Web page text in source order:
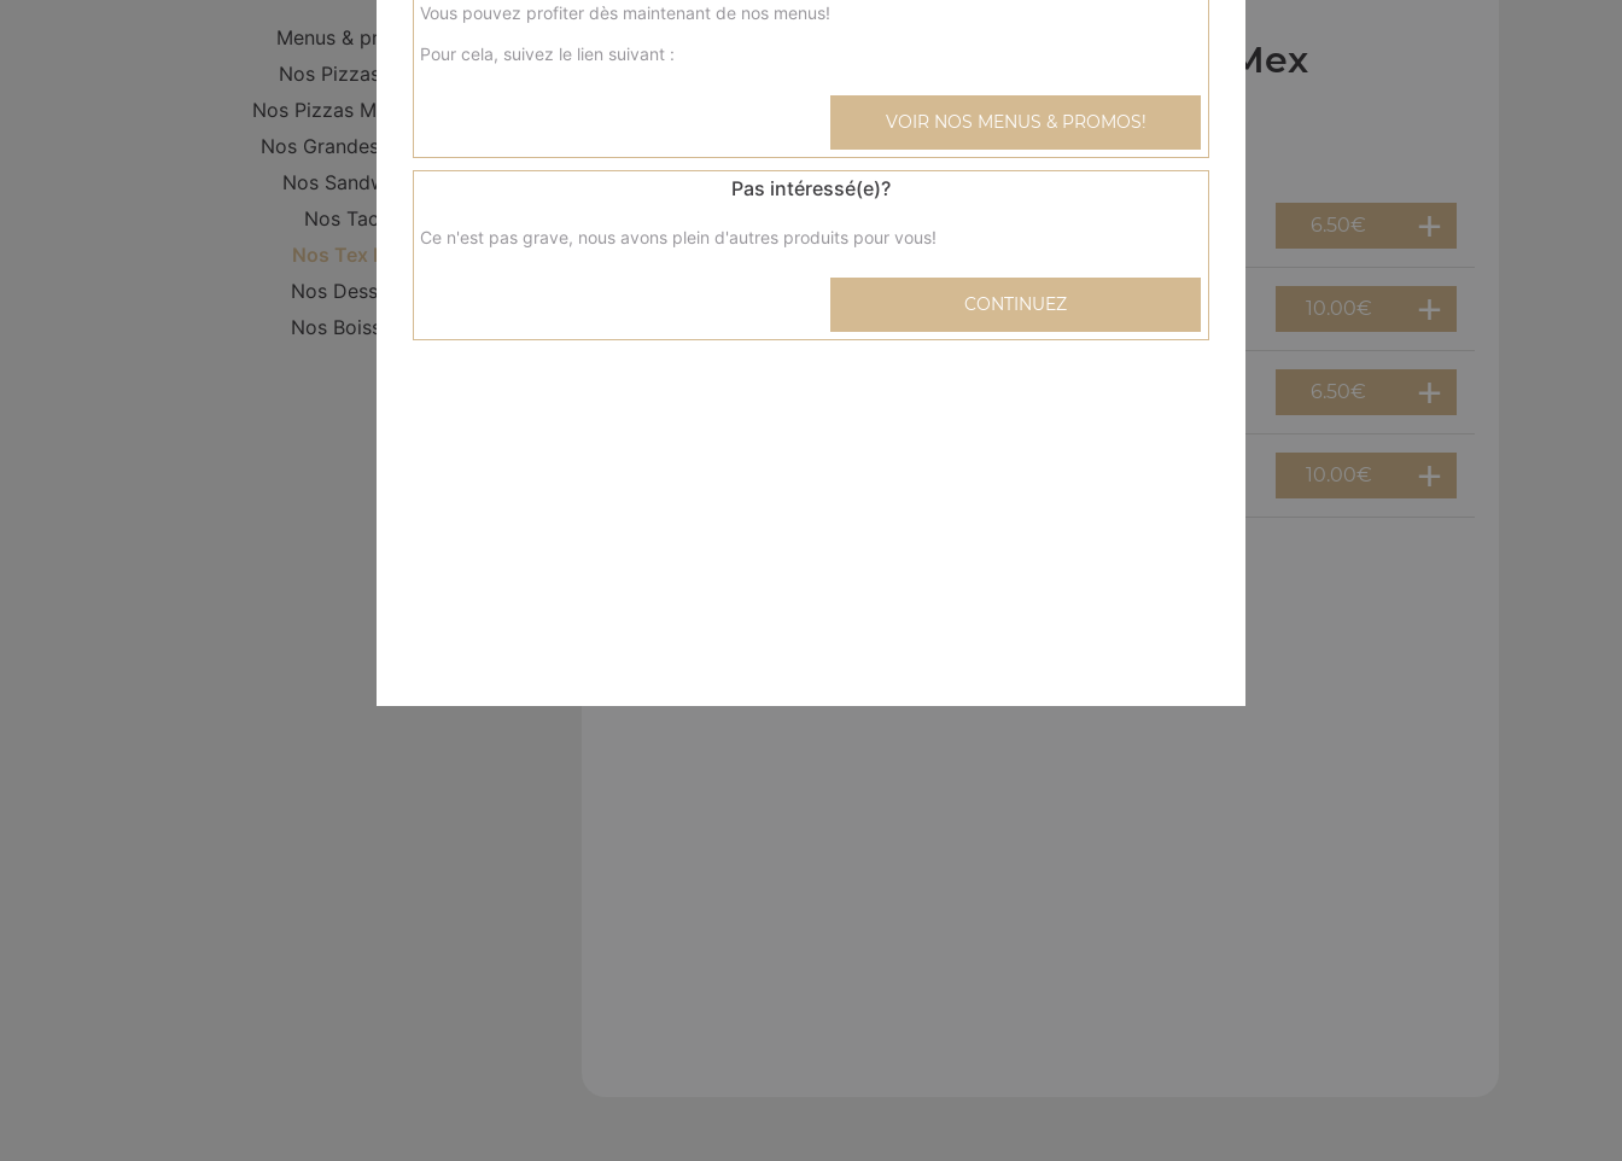
Menus & promos
Nos Pizzas Solo
Nos Pizzas Moyennes
Nos Grandes Pizzas
Nos Sandwichs
Nos Tacos
Nos Tex Mex
Nos Desserts
Nos Boissons
Nos Tex Mex
6.50€
10.00€
6.50€
10.00€
Vous pouvez profiter dès maintenant de nos menus!
Pour cela, suivez le lien suivant :
VOIR NOS MENUS & PROMOS!
Pas intéressé(e)?
Ce n'est pas grave, nous avons plein d'autres produits pour vous!
CONTINUEZ